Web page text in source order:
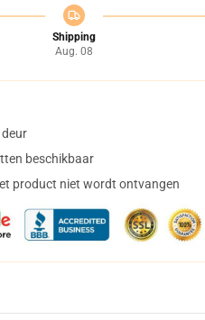
Shipping
Aug. 08
beschikbaar
product niet wordt ontvangen